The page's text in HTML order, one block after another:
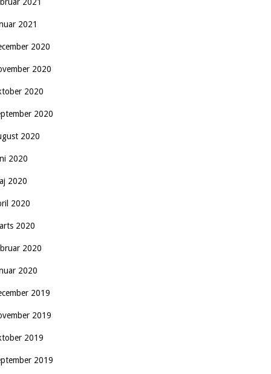
2021
2020
2020
2020
2020
2020
2020
2020
2020
2020
2020
2020
2019
2019
2019
2019